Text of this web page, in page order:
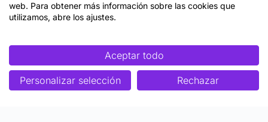
web. Para obtener más información sobre las cookies que
utilizamos, abre los ajustes.
Aceptar todo
Personalizar selección Rechazar